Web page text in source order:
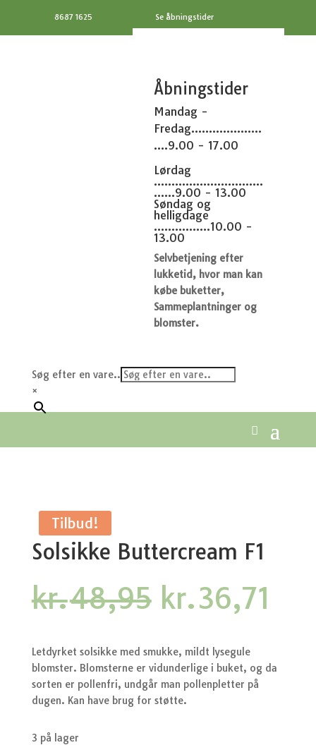
8687 1625 Se åbningstider
Åbningstider
Mandag -
Fredag....................
....9.00 - 17.00
Lørdag
...............................
......9.00 - 13.00
Søndag og
helligdage
................10.00 -
13.00
Selvbetjening efter
lukketid, hvor man kan
købe buketter,
Sammeplantninger og
blomster.
Søg efter en vare..
×
Tilbud!
Solsikke Buttercream F1
kr.48,95 Den
oprindelige
var:
kr.48,95.
kr.36,71
Letdyrket solsikke med smukke, mildt lysegule
blomster. Blomsterne er vidunderlige i buket, og da
sorten er pollenfri, undgår man pollenpletter på
dugen. Kan have brug for støtte.
3 på lager